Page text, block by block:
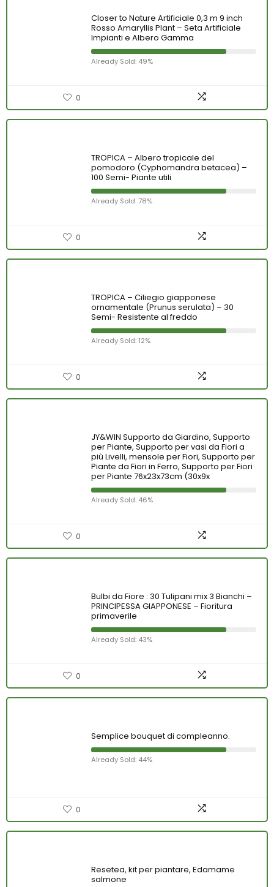
Closer to Nature Artificiale 0,3 m 9 inch
Rosso Amaryllis Plant – Seta Artificiale
Impianti e Albero Gamma
Already Sold: 49%
0
TROPICA – Albero tropicale del
pomodoro (Cyphomandra betacea) –
100 Semi- Piante utili
Already Sold: 78%
0
TROPICA – Ciliegio giapponese
ornamentale (Prunus serulata) – 30
Semi- Resistente al freddo
Already Sold: 12%
0
JY&WIN Supporto da Giardino, Supporto
per Piante, Supporto per vasi da Fiori a
più Livelli, mensole per Fiori, Supporto per
Piante da Fiori in Ferro, Supporto per Fiori
per Piante 76x23x73cm (30x9x
Already Sold: 46%
0
Bulbi da Fiore : 30 Tulipani mix 3 Bianchi –
PRINCIPESSA GIAPPONESE – Fioritura
primaverile
Already Sold: 43%
0
Semplice bouquet di compleanno.
Already Sold: 44%
0
Resetea, kit per piantare, Edamame
salmone